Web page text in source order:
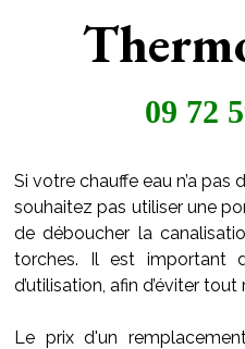
09 72
Si votre chauffe eau n’a
souhaitez pas utiliser une
de déboucher la
torches. Il est important
d’utilisation, afin d’éviter tout
Le prix d'un